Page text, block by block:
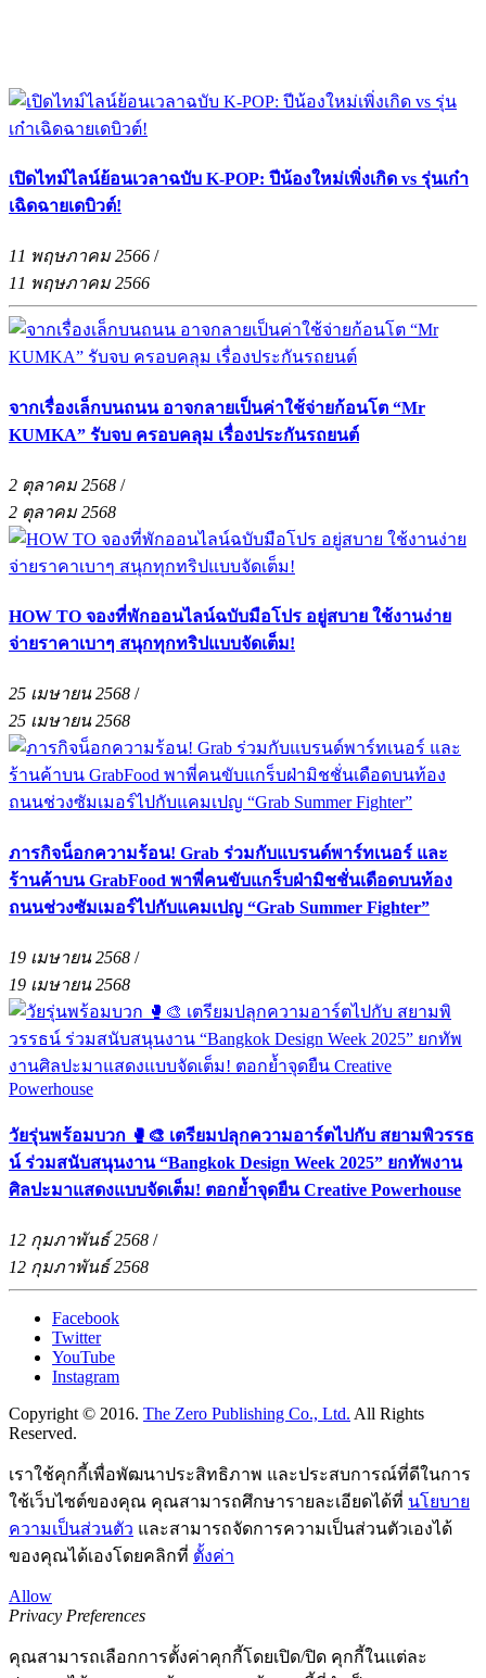
เปิดไทม์ไลน์ย้อนเวลาฉบับ K-POP: ปีน้องใหม่เพิ่งเกิด vs รุ่นเก๋า
เฉิดฉายเดบิวต์!
11 พฤษภาคม 2566 /
11 พฤษภาคม 2566
จากเรื่องเล็กบนถนน อาจกลายเป็นค่าใช้จ่ายก้อนโต “Mr
KUMKA” รับจบ ครอบคลุม เรื่องประกันรถยนต์
2 ตุลาคม 2568 /
2 ตุลาคม 2568
HOW TO จองที่พักออนไลน์ฉบับมือโปร อยู่สบาย ใช้งานง่าย
จ่ายราคาเบาๆ สนุกทุกทริปแบบจัดเต็ม!
25 เมษายน 2568 /
25 เมษายน 2568
ภารกิจน็อกความร้อน! Grab ร่วมกับแบรนด์พาร์ทเนอร์ และ
ร้านค้าบน GrabFood พาพี่คนขับแกร็บฝ่ามิชชั่นเดือดบนท้อง
ถนนช่วงซัมเมอร์ไปกับแคมเปญ “Grab Summer Fighter”
19 เมษายน 2568 /
19 เมษายน 2568
วัยรุ่นพร้อมบวก 🥊🎨 เตรียมปลุกความอาร์ตไปกับ สยามพิวรรธ
น์ ร่วมสนับสนุนงาน “Bangkok Design Week 2025” ยกทัพงาน
ศิลปะมาแสดงแบบจัดเต็ม! ตอกย้ำจุดยืน Creative Powerhouse
12 กุมภาพันธ์ 2568 /
12 กุมภาพันธ์ 2568
Facebook
Twitter
YouTube
Instagram
Copyright © 2016. The Zero Publishing Co., Ltd. All Rights
Reserved.
เราใช้คุกกี้เพื่อพัฒนาประสิทธิภาพ และประสบการณ์ที่ดีในการ
ใช้เว็บไซต์ของคุณ คุณสามารถศึกษารายละเอียดได้ที่ นโยบาย
ความเป็นส่วนตัว และสามารถจัดการความเป็นส่วนตัวเองได้
ของคุณได้เองโดยคลิกที่ ตั้งค่า
Allow
Privacy Preferences
คุณสามารถเลือกการตั้งค่าคุกกี้โดยเปิด/ปิด คุกกี้ในแต่ละ